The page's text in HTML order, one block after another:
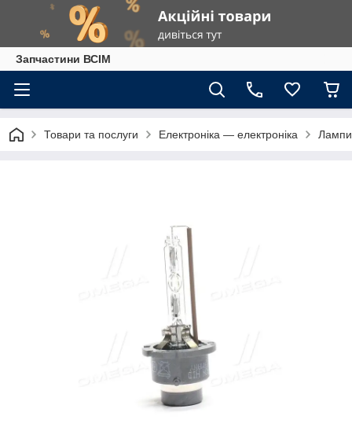
Запчастини ВСІМ
Товари та послуги Електроніка — електроніка Лампи